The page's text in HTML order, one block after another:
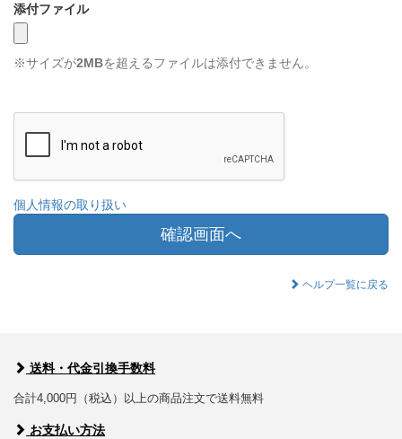
添付ファイル
※サイズが2MBを超えるファイルは添付できません。
個人情報の取り扱い
確認画面へ
ヘルプ一覧に戻る
送料・代金引換手数料
合計4,000円（税込）以上の商品注文で送料無料
お支払い方法